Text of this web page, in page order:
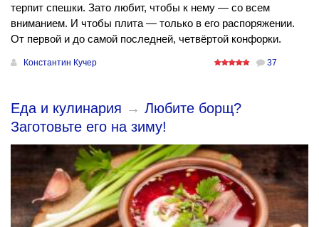
терпит спешки. Зато любит, чтобы к нему — со всем
вниманием. И чтобы плита — только в его распоряжении.
От первой и до самой последней, четвёртой конфорки.
Константин Кучер 37
Еда и кулинария → Любите борщ?
Заготовьте его на зиму!